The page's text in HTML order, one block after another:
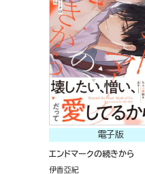
電子版
エンドマークの続きから
伊香亞紀